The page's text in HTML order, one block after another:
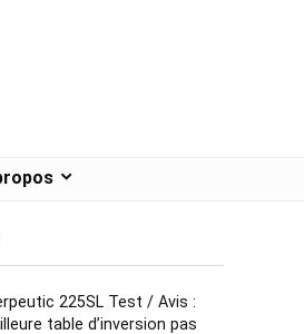
225SL Test / Avis :
table d’inversion pas